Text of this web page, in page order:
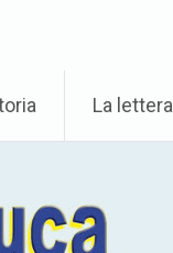
La lettera